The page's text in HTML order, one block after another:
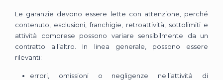
Le garanzie devono essere lette con attenzione, perché
contenuto, esclusioni, franchigie, retroattività, sottolimiti e
attività comprese possono variare sensibilmente da un
contratto all’altro. In linea generale, possono essere
rilevanti:
errori, omissioni o negligenze nell’attività di